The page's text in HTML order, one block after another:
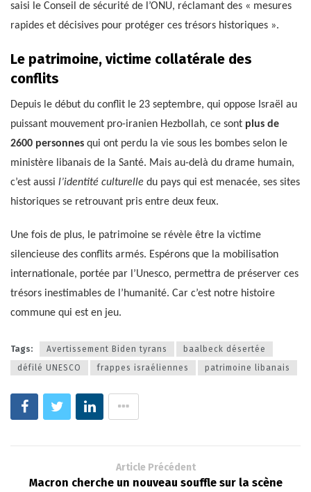
saisi le Conseil de sécurité de l’ONU, réclamant des « mesures
rapides et décisives pour protéger ces trésors historiques ».
Le patrimoine, victime collatérale des
conflits
Depuis le début du conflit le 23 septembre, qui oppose Israël au
puissant mouvement pro-iranien Hezbollah, ce sont plus de
2600 personnes qui ont perdu la vie sous les bombes selon le
ministère libanais de la Santé. Mais au-delà du drame humain,
c’est aussi l’identité culturelle du pays qui est menacée, ses sites
historiques se retrouvant pris entre deux feux.
Une fois de plus, le patrimoine se révèle être la victime
silencieuse des conflits armés. Espérons que la mobilisation
internationale, portée par l’Unesco, permettra de préserver ces
trésors inestimables de l’humanité. Car c’est notre histoire
commune qui est en jeu.
Tags: Avertissement Biden tyrans
baalbeck désertée
défilé UNESCO
frappes israéliennes patrimoine libanais
Article Précédent
Macron cherche un nouveau souffle sur la scène